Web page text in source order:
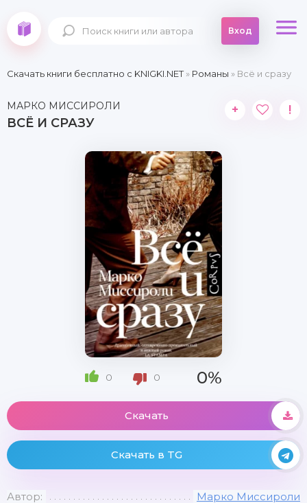
Вход
Скачать книги бесплатно c KNIGKI.NET» Романы » Всё и сразу
МАРКО МИССИРОЛИ
ВСЁ И СРАЗУ
+ !
0 0 0%
Скачать
Скачать в TG
Автор: Марко Миссироли